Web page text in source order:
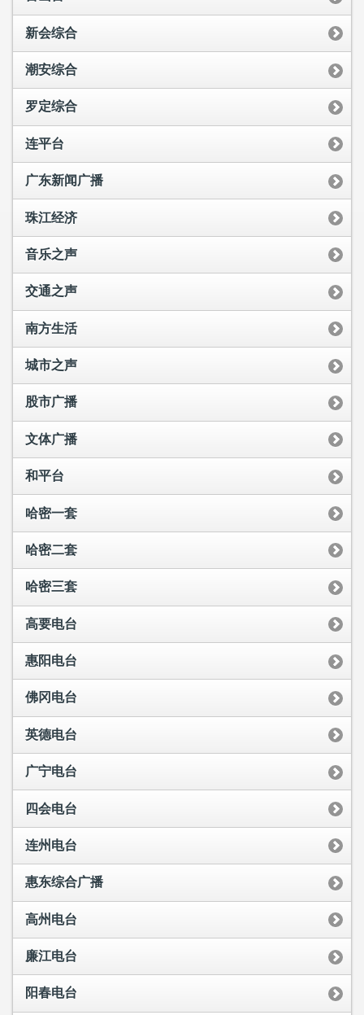
新会综合
潮安综合
罗定综合
连平台
广东新闻广播
珠江经济
音乐之声
交通之声
南方生活
城市之声
股市广播
文体广播
和平台
哈密一套
哈密二套
哈密三套
高要电台
惠阳电台
佛冈电台
英德电台
广宁电台
四会电台
连州电台
惠东综合广播
高州电台
廉江电台
阳春电台